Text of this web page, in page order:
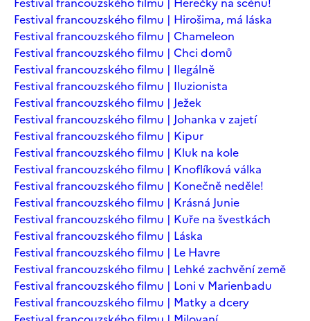
Festival francouzského filmu | Hirošima, má láska
Festival francouzského filmu | Chameleon
Festival francouzského filmu | Chci domů
Festival francouzského filmu | Ilegálně
Festival francouzského filmu | Iluzionista
Festival francouzského filmu | Ježek
Festival francouzského filmu | Johanka v zajetí
Festival francouzského filmu | Kipur
Festival francouzského filmu | Kluk na kole
Festival francouzského filmu | Knoflíková válka
Festival francouzského filmu | Konečně neděle!
Festival francouzského filmu | Krásná Junie
Festival francouzského filmu | Kuře na švestkách
Festival francouzského filmu | Láska
Festival francouzského filmu | Le Havre
Festival francouzského filmu | Lehké zachvění země
Festival francouzského filmu | Loni v Marienbadu
Festival francouzského filmu | Matky a dcery